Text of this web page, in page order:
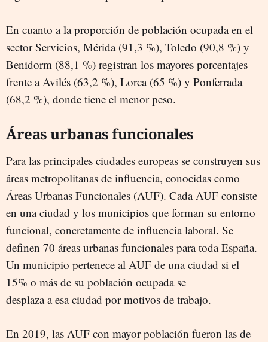
En cuanto a la proporción de población ocupada en el
sector Servicios, Mérida (91,3 %), Toledo (90,8 %) y
Benidorm (88,1 %) registran los mayores porcentajes
frente a Avilés (63,2 %), Lorca (65 %) y Ponferrada
(68,2 %), donde tiene el menor peso.
Áreas urbanas funcionales
Para las principales ciudades europeas se construyen sus
áreas metropolitanas de influencia, conocidas como
Áreas Urbanas Funcionales (AUF). Cada AUF consiste
en una ciudad y los municipios que forman su entorno
funcional, concretamente de influencia laboral. Se
definen 70 áreas urbanas funcionales para toda España.
Un municipio pertenece al AUF de una ciudad si el
15% o más de su población ocupada se
desplaza a esa ciudad por motivos de trabajo.
En 2019, las AUF con mayor población fueron las de